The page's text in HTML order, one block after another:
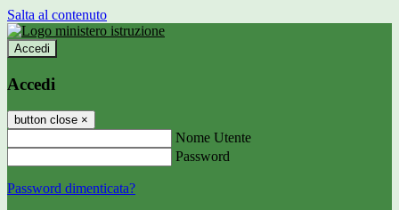
Salta al contenuto
Accedi
Accedi
button close ×
Nome Utente
Password
Password dimenticata?